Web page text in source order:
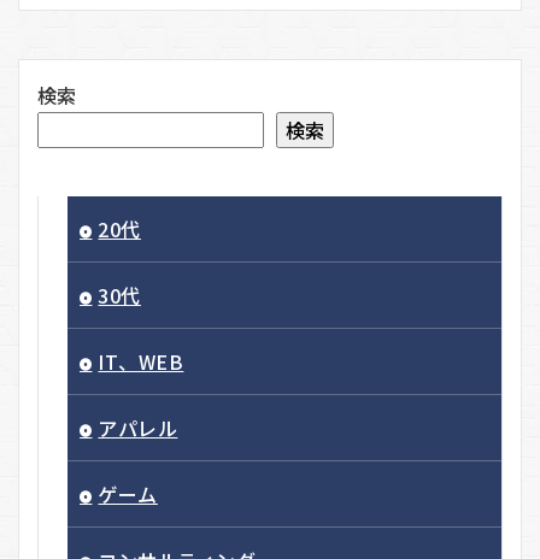
検索
検索
20代
30代
IT、WEB
アパレル
ゲーム